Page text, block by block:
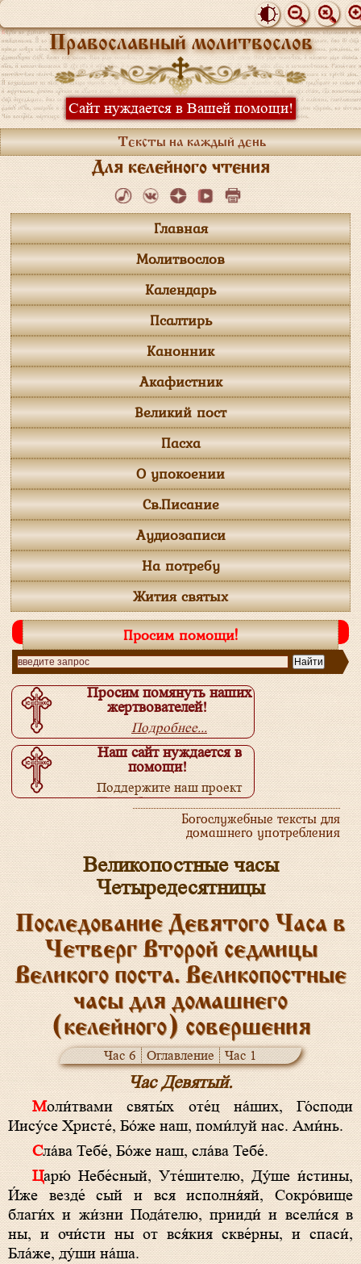
Православный молитвослов
Сайт нуждается в Вашей помощи!
Тексты на каждый день
Для келейного чтения
Главная
Молитвослов
Календарь
Псалтирь
Канонник
Акафистник
Великий пост
Пасха
О упокоении
Св.Писание
Аудиозаписи
На потребу
Жития святых
Просим помощи!
Просим помянуть наших
жертвователей!
Подробнее...
Наш сайт нуждается в
помощи!
Поддержите наш проект
Подробнее...
Богослужебные тексты для
домашнего употребления
Великопостные часы
Четыредесятницы
Последование Девятого Часа в
Четверг Второй седмицы
Великого поста. Великопостные
часы для домашнего
(келейного) совершения
Час 6 Оглавление Час 1
Час Девятый.
Моли́твами святы́х оте́ц на́ших, Го́споди
Иису́се Христе́, Бо́же наш, поми́луй нас. Ами́нь.
Сла́ва Тебе́, Бо́же наш, сла́ва Тебе́.
Царю́ Небе́сный, Уте́шителю, Ду́ше и́стины,
И́же везде́ сый и вся исполня́яй, Сокро́вище
благи́х и жи́зни Пода́телю, прииди́ и всели́ся в
ны, и очи́сти ны от вся́кия скве́рны, и спаси́,
Бла́же, ду́ши на́ша.